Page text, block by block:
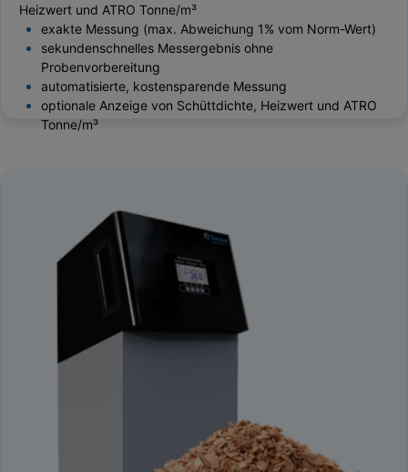
Heizwert und ATRO Tonne/m³
exakte Messung (max. Abweichung 1% vom Norm-Wert)
sekundenschnelles Messergebnis ohne
Probenvorbereitung
automatisierte, kostensparende Messung
optionale Anzeige von Schüttdichte, Heizwert und ATRO
Tonne/m³